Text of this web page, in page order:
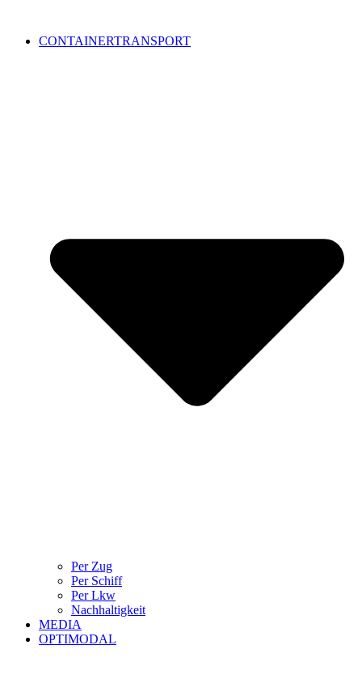
CONTAINERTRANSPORT
Per Zug
Per Schiff
Per Lkw
Nachhaltigkeit
MEDIA
OPTIMODAL